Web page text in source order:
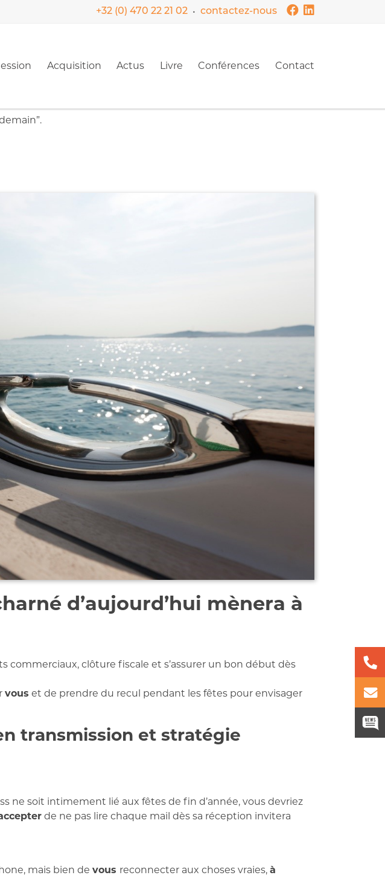
+32 (0) 470 22 21 02 • contactez-nous
Acquisition Actus Livre Conférences Contact
d’aujourd’hui mènera à
commerciaux, clôture fiscale et s’assurer un bon début dès
vous et de prendre du recul pendant les fêtes pour envisager
transmission et stratégie
ne soit intimement lié aux fêtes de fin d’année, vous devriez
de ne pas lire chaque mail dès sa réception invitera
mais bien de vous reconnecter aux choses vraies, à